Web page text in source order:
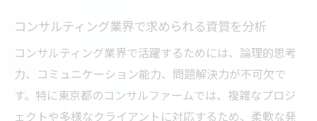
解説
コンサル転職で失敗しないための情報収集
コンサルティング業界の働き方と理想の選
択軸
コンサルティング業界で求められる資質を分析
コンサルティング業界で活躍するためには、論理的思考
力、コミュニケーション能力、問題解決力が不可欠で
す。特に東京都のコンサルファームでは、複雑なプロジ
ェクトや多様なクライアントに対応するため、柔軟な発